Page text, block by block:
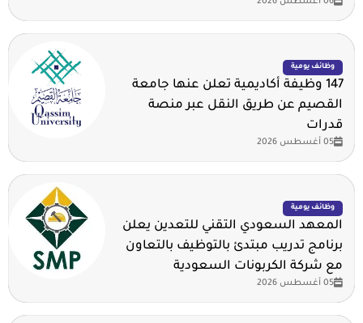
وظائف يومية
147 وظيفة أكاديمية تعلن عنها جامعة
القصيم عن طريق النقل عبر منصة
قدرات
05 أغسطس 2026
وظائف يومية
المعهد السعودي التقني للتعدين يعلن
برنامج تدريب مبتدئ بالتوظيف بالتعاون
مع شركة الكربونات السعودية
05 أغسطس 2026